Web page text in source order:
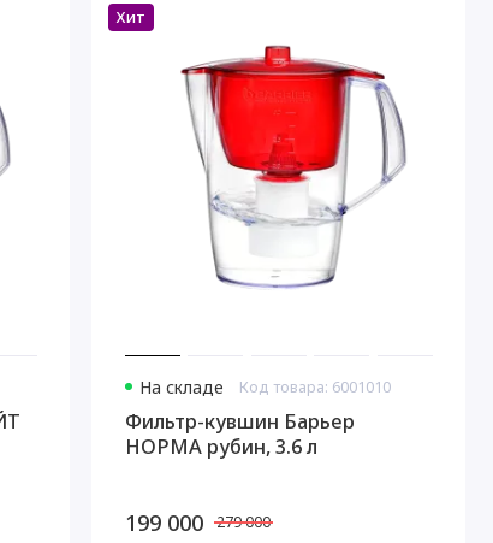
Хит
На складе Код товара: 6001010
Фильтр-кувшин Барьер
НОРМА рубин, 3.6 л
199 000 279 000